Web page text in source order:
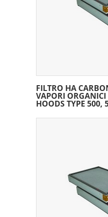
FILTRO HA
VAPORI
HOODS TYPE 500,